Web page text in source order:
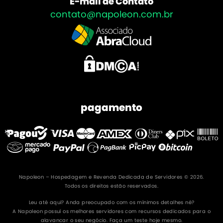
contato@napoleon.com.br
pagamento
Napoleon – Hospedagem e Revenda Dedicada de Servidores © 2026.
Todos os direitos estão reservados.
Leu até aqui? Anda preocupado com os mínimos detalhes né?
A Napoleon possuí os melhores servidores com recursos dedicados para o
alavancar o seu negócio. Faça um teste hoje mesmo.